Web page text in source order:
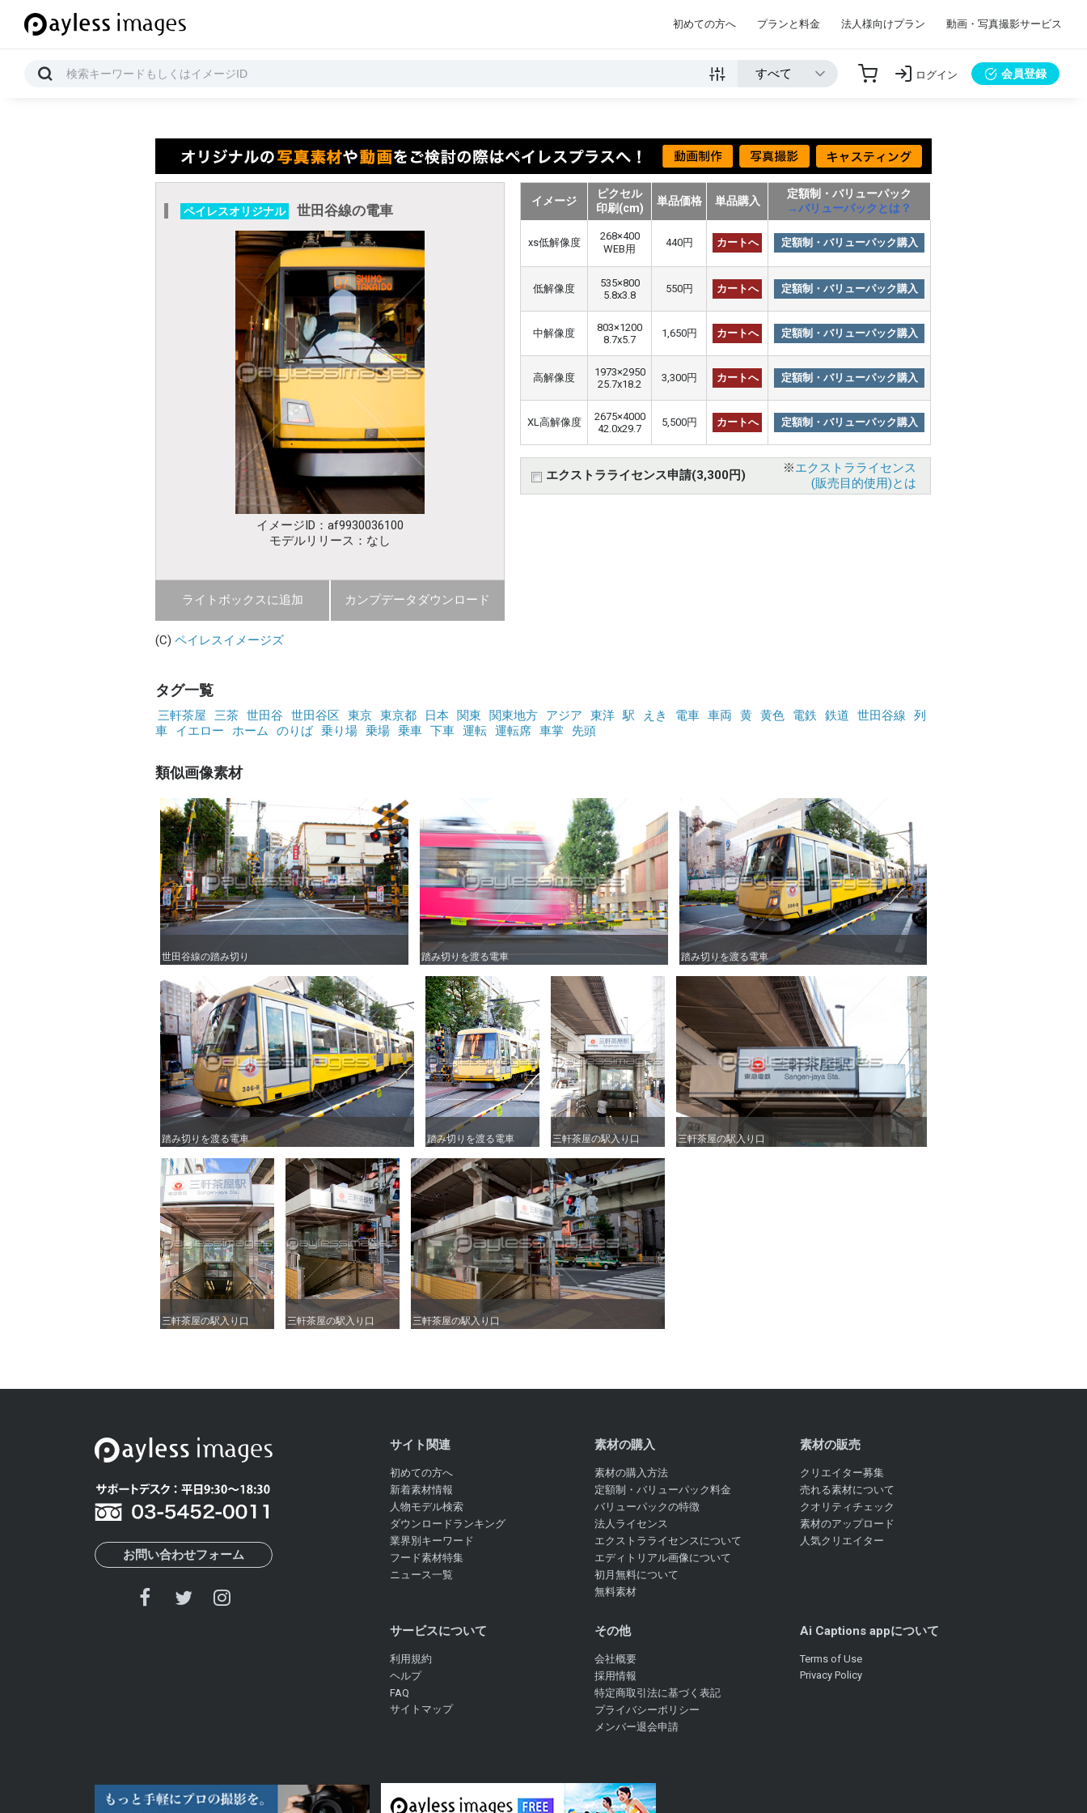
初めての方へ プランと料金 法人様向けプラン 動画・写真撮影サービス
ログイン 会員登録
ペイレスオリジナル 世田谷線の電車
イメージID：af9930036100
モデルリリース：なし
ライトボックスに追加 カンプデータダウンロード
イメージ
ピクセル
印刷(cm)
単品価格 単品購入
定額制・バリューパック
→バリューパックとは？
xs低解像度
268×400
WEB用
440円 カートへ 定額制・バリューパック購入
低解像度
535×800
5.8x3.8
550円 カートへ 定額制・バリューパック購入
中解像度
803×1200
8.7x5.7
1,650円 カートへ 定額制・バリューパック購入
高解像度
1973×2950
25.7x18.2
3,300円 カートへ 定額制・バリューパック購入
XL高解像度
2675×4000
42.0x29.7
5,500円 カートへ 定額制・バリューパック購入
エクストラライセンス申請(3,300円) ※エクストラライセンス
(販売目的使用)とは
(C) ペイレスイメージズ
タグ一覧
三軒茶屋 三茶 世田谷 世田谷区 東京 東京都 日本 関東 関東地方 アジア 東洋 駅 えき 電車 車両 黄 黄色 電鉄 鉄道 世田谷線
列
車
イエロー ホーム のりば 乗り場 乗場 乗車 下車 運転 運転席 車掌 先頭
類似画像素材
世田谷線の踏み切り
世田谷線の踏み切り 踏み切りを渡る電車
踏み切りを渡る電車 踏み切りを渡る電車
踏み切りを渡る電車
踏み切りを渡る電車
踏み切りを渡る電車 踏み切りを渡る電車
踏み切りを渡る電車 三軒茶屋の駅入り口
三軒茶屋の駅入り口 三軒茶屋の駅入り口
三軒茶屋の駅入り口
三軒茶屋の駅入り口
三軒茶屋の駅入り口 三軒茶屋の駅入り口
三軒茶屋の駅入り口 三軒茶屋の駅入り口
三軒茶屋の駅入り口
お問い合わせフォーム
サイト関連
初めての方へ
新着素材情報
人物モデル検索
ダウンロードランキング
業界別キーワード
フード素材特集
ニュース一覧
素材の購入
素材の購入方法
定額制・バリューパック料金
バリューパックの特徴
法人ライセンス
エクストラライセンスについて
エディトリアル画像について
初月無料について
無料素材
素材の販売
クリエイター募集
売れる素材について
クオリティチェック
素材のアップロード
人気クリエイター
サービスについて
利用規約
ヘルプ
FAQ
サイトマップ
その他
会社概要
採用情報
特定商取引法に基づく表記
プライバシーポリシー
メンバー退会申請
Ai Captions appについて
Terms of Use
Privacy Policy